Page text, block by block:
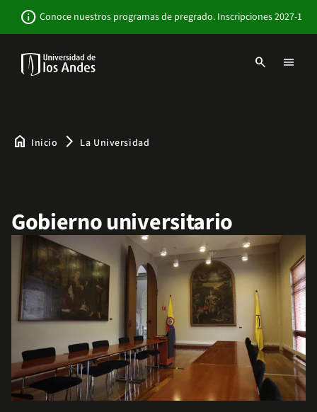
contenido
info Conoce nuestros programas de pregrado. Inscripciones 2027-1
search menu
home Inicio arrow_forward_ios La Universidad
Gobierno universitario